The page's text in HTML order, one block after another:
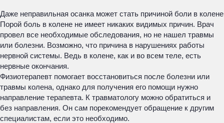
Даже неправильная осанка может стать причиной боли в колене
Порой боль в колене не имеет никаких видимых причин. Врач
провел все необходимые обследования, но не нашел травмы
или болезни. Возможно, что причина в нарушениях работы
нервной системы. Ведь в колене, как и во всем теле, есть
нервные окончания.
Физиотерапевт помогает восстановиться после болезни или
травмы колена, однако для получения его помощи нужно
направление терапевта. К травматологу можно обратиться и
без направления. Он сам порекомендует обращение к другим
специалистам, если это необходимо.